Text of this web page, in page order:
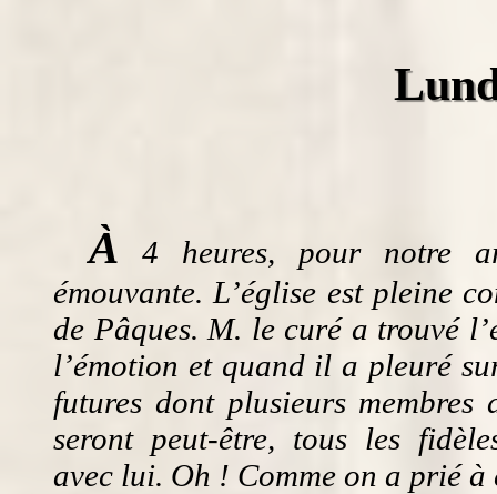
À 4 heures, pour notre
émouvante. L’église est pleine
de Pâques. M. le curé a trouvé
l’émotion et quand il a pleuré
futures dont plusieurs membres
seront peut-être, tous les
avec lui. Oh ! Comme on a prié à